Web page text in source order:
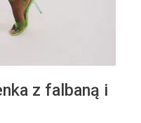
z falbaną i